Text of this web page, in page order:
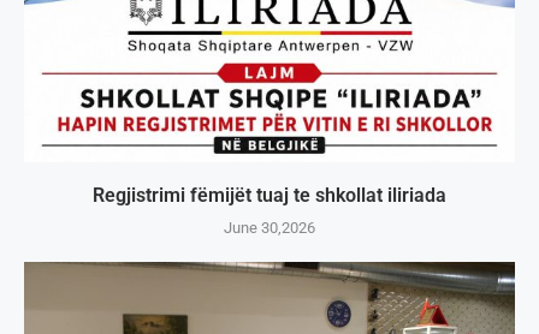
Regjistrimi fëmijët tuaj te shkollat iliriada
June 30,2026